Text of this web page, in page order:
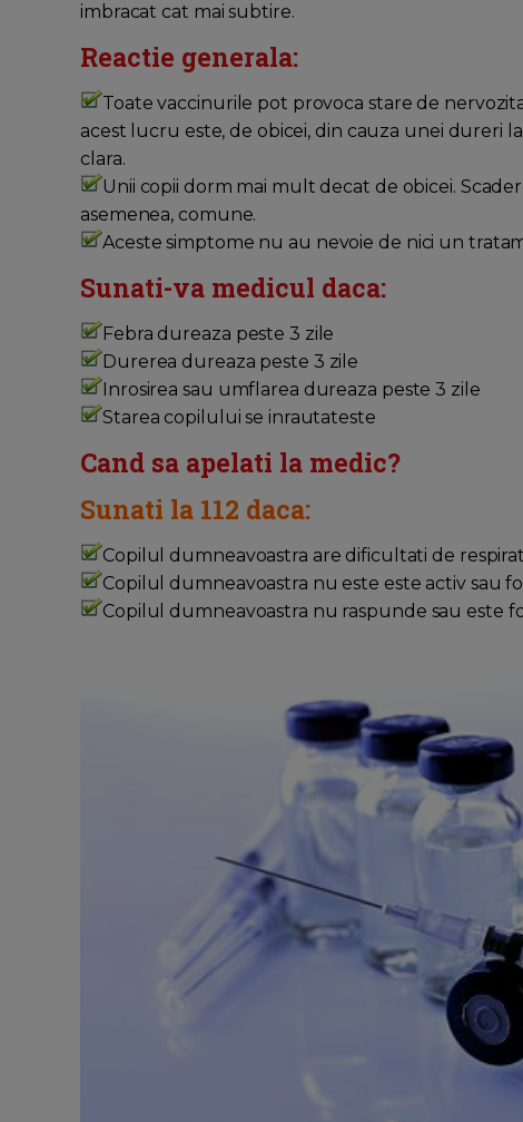
imbracat cat mai subtire.
Reactie generala:
Toate vaccinurile pot provoca stare de
acest lucru este, de obicei, din cauza unei dureri
clara.
Unii copii dorm mai mult decat de obicei.
asemenea, comune.
Aceste simptome nu au nevoie de nici un
Sunati-va medicul daca:
Febra dureaza peste 3 zile
Durerea dureaza peste 3 zile
Inrosirea sau umflarea dureaza peste 3 zile
Starea copilului se inrautateste
Cand sa apelati la medic?
Sunati la 112 daca:
Copilul dumneavoastra are dificultati de
Copilul dumneavoastra nu este este activ sau
Copilul dumneavoastra nu raspunde sau este